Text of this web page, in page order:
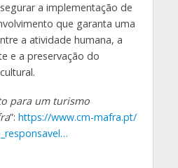
a implementação de
que garanta uma
a atividade humana, a
e a preservação do
para um turismo
”: https://www.cm-mafra.pt/